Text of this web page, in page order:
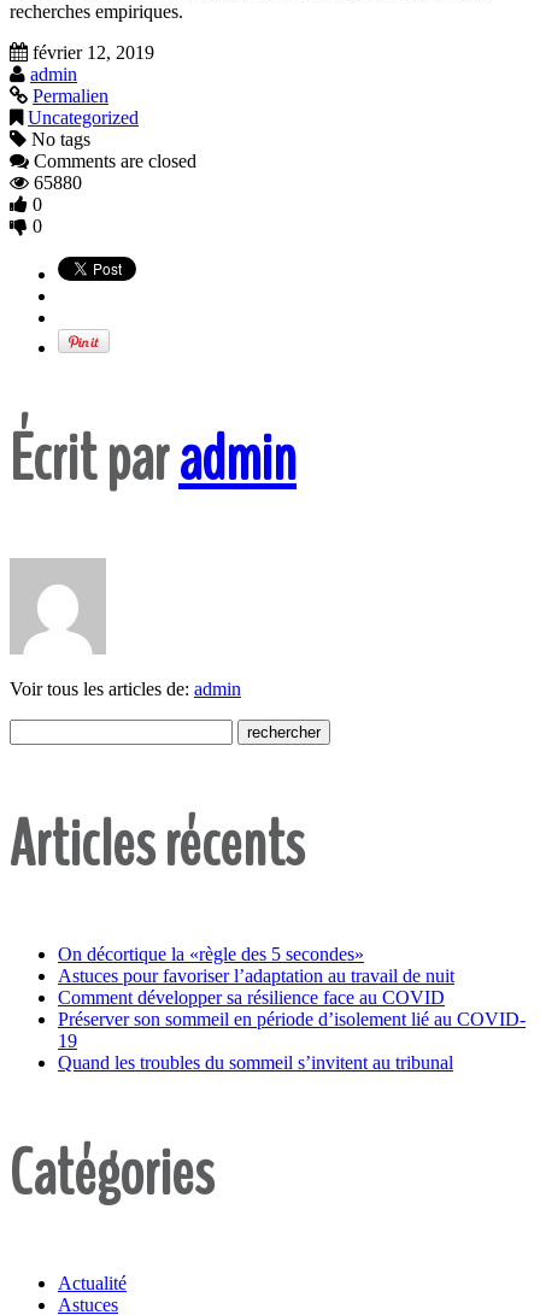
recherches empiriques.
février 12, 2019
admin
Permalien
Uncategorized
No tags
Comments are closed
65880
0
0
Écrit paradmin
Voir tous les articles de: admin
Articles récents
On décortique la «règle des 5 secondes»
Astuces pour favoriser l’adaptation au travail de nuit
Comment développer sa résilience face au COVID
Préserver son sommeil en période d’isolement lié au COVID-
19
Quand les troubles du sommeil s’invitent au tribunal
Catégories
Actualité
Astuces